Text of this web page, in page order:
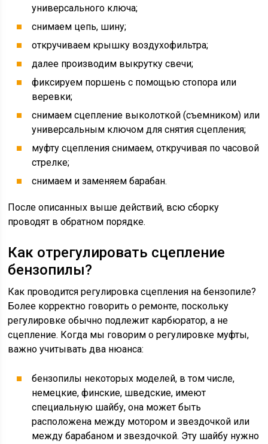
универсального ключа;
снимаем цепь, шину;
откручиваем крышку воздухофильтра;
далее производим выкрутку свечи;
фиксируем поршень с помощью стопора или
веревки;
снимаем сцепление выколоткой (съемником) или
универсальным ключом для снятия сцепления;
муфту сцепления снимаем, откручивая по часовой
стрелке;
снимаем и заменяем барабан.
После описанных выше действий, всю сборку
проводят в обратном порядке.
Как отрегулировать сцепление
бензопилы?
Как проводится регулировка сцепления на бензопиле?
Более корректно говорить о ремонте, поскольку
регулировке обычно подлежит карбюратор, а не
сцепление. Когда мы говорим о регулировке муфты,
важно учитывать два нюанса:
бензопилы некоторых моделей, в том числе,
немецкие, финские, шведские, имеют
специальную шайбу, она может быть
расположена между мотором и звездочкой или
между барабаном и звездочкой. Эту шайбу нужно